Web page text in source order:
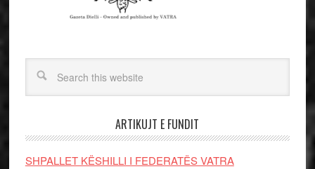
ARTIKUJT E FUNDIT
SHPALLET KËSHILLI I FEDERATËS VATRA